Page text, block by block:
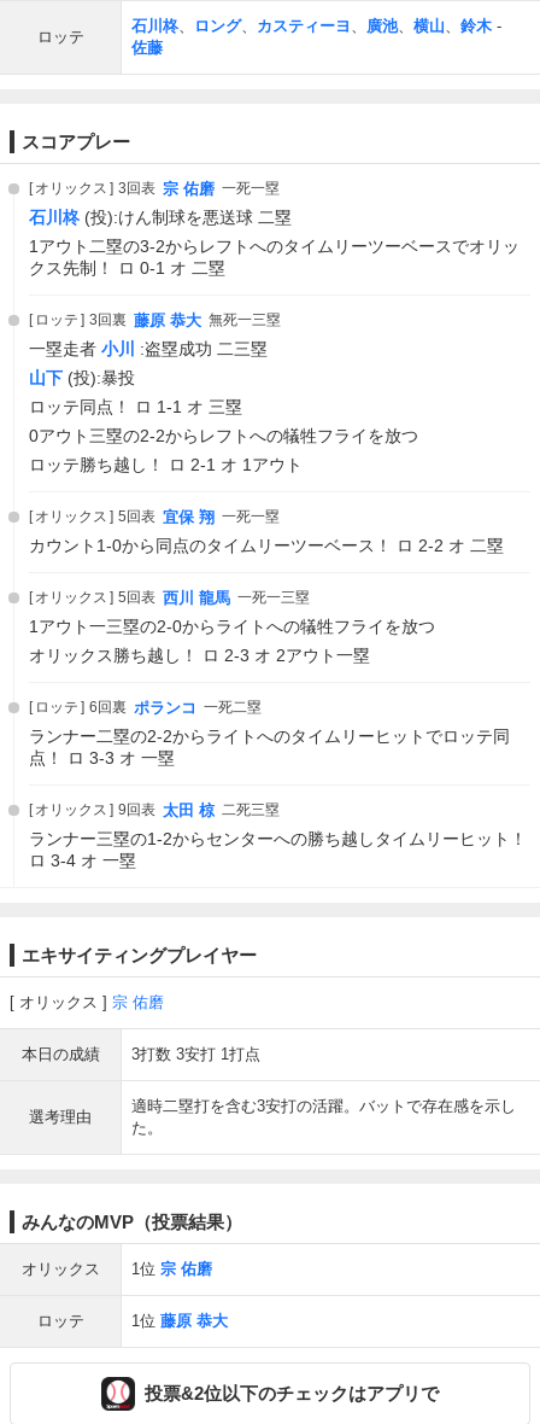
ロッテ
石川柊、 ロング、 カスティーヨ 、 廣池、 横山、 鈴木 -
佐藤
スコアプレー
オリックス 3回表 宗 佑磨 一死一塁
石川柊 (投):けん制球を悪送球 二塁
1アウト二塁の3-2からレフトへのタイムリーツーベースでオリッ
クス先制！ ロ 0-1 オ 二塁
ロッテ 3回裏 藤原 恭大 無死一三塁
一塁走者 小川
:盗塁成功 二三塁
山下 (投):暴投
ロッテ同点！ ロ 1-1 オ 三塁
0アウト三塁の2-2からレフトへの犠牲フライを放つ
ロッテ勝ち越し！ ロ 2-1 オ 1アウト
オリックス 5回表 宜保 翔 一死一塁
カウント1-0から同点のタイムリーツーベース！ ロ 2-2 オ 二塁
オリックス 5回表 西川 龍馬 一死一三塁
1アウト一三塁の2-0からライトへの犠牲フライを放つ
オリックス勝ち越し！ ロ 2-3 オ 2アウト一塁
ロッテ 6回裏 ポランコ 一死二塁
ランナー二塁の2-2からライトへのタイムリーヒットでロッテ同
点！ ロ 3-3 オ 一塁
オリックス 9回表 太田 椋 二死三塁
ランナー三塁の1-2からセンターへの勝ち越しタイムリーヒット！
ロ 3-4 オ 一塁
エキサイティングプレイヤー
オリックス 宗 佑磨
本日の成績 3打数 3安打 1打点
選考理由
適時二塁打を含む3安打の活躍。バットで存在感を示し
た。
みんなのMVP（投票結果）
オリックス 1位 宗 佑磨
ロッテ 1位 藤原 恭大
投票&2位以下のチェックはアプリで